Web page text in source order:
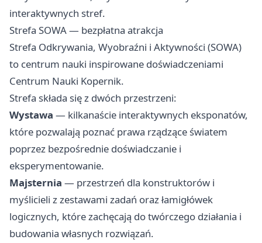
interaktywnych stref.
Strefa SOWA — bezpłatna atrakcja
Strefa Odkrywania, Wyobraźni i Aktywności (SOWA)
to centrum nauki inspirowane doświadczeniami
Centrum Nauki Kopernik.
Strefa składa się z dwóch przestrzeni:
Wystawa — kilkanaście interaktywnych eksponatów,
które pozwalają poznać prawa rządzące światem
poprzez bezpośrednie doświadczanie i
eksperymentowanie.
Majsternia — przestrzeń dla konstruktorów i
myślicieli z zestawami zadań oraz łamigłówek
logicznych, które zachęcają do twórczego działania i
budowania własnych rozwiązań.